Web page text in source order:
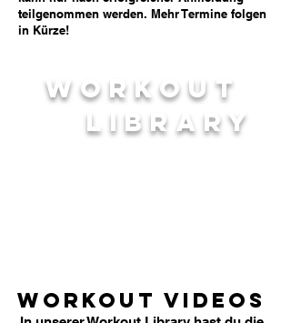
teilgenommen werden. Mehr Termine folgen
in Kürze!
WORkOUT
LIBRARY
WORKOUT VIDEOS